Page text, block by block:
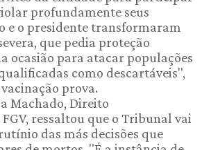
profundamente seus
e o presidente transformaram
que pedia proteção
ocasião para atacar populações
como descartáveis",
prova.
Machado, Direito
ressaltou que o Tribunal vai
das más decisões que